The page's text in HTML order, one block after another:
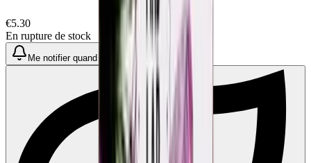
€5.30
En rupture de stock
Me notifier quand disponible